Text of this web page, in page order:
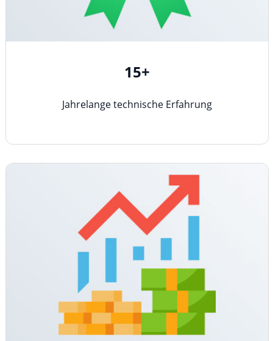
15+
Jahrelange technische Erfahrung